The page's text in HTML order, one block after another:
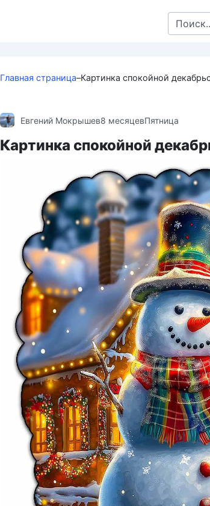
Search
for:
Главная страница–Картинка спокойной
Евгений Мокрышев8 месяцевПятница
Картинка спокойной